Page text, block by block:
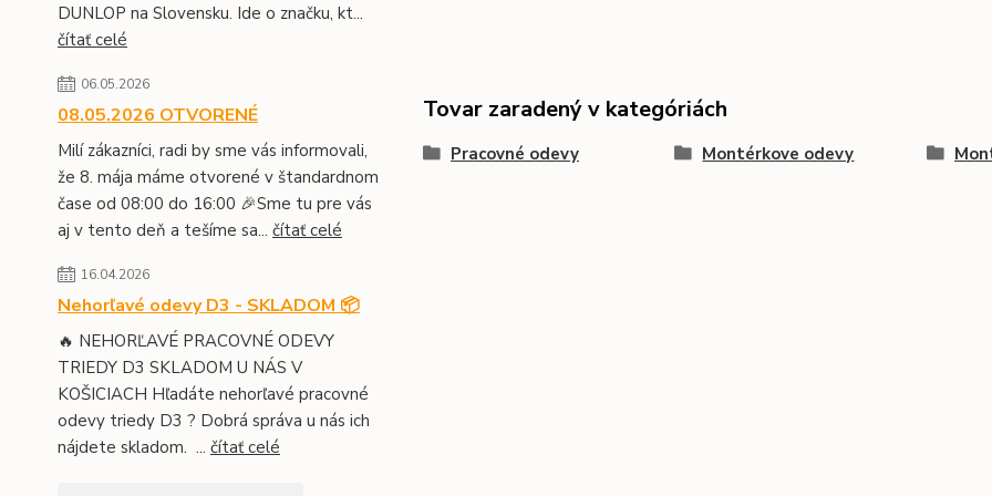
DUNLOP na Slovensku. Ide o značku, kt...
čítať celé
06.05.2026
08.05.2026 OTVORENÉ
Milí zákazníci, radi by sme vás informovali,
že 8. mája máme otvorené v štandardnom
čase od 08:00 do 16:00 🎉Sme tu pre vás
aj v tento deň a tešíme sa... čítať celé
16.04.2026
Nehorľavé odevy D3 - SKLADOM 📦
🔥 NEHORĽAVÉ PRACOVNÉ ODEVY
TRIEDY D3 SKLADOM U NÁS V
KOŠICIACH Hľadáte nehorľavé pracovné
odevy triedy D3 ? Dobrá správa u nás ich
nájdete skladom. ... čítať celé
Tovar zaradený v kategóriách
Pracovné odevy Montérkove odevy